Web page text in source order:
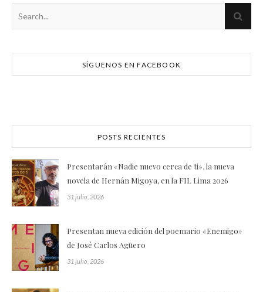
SÍGUENOS EN FACEBOOK
POSTS RECIENTES
Presentarán «Nadie nuevo cerca de ti», la nueva
novela de Hernán Migoya, en la FIL Lima 2026
31 julio, 2026
Presentan nueva edición del poemario «Enemigo»
de José Carlos Agüero
31 julio, 2026